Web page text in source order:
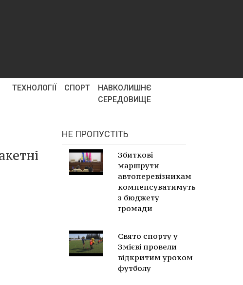
ТЕХНОЛОГІЇ СПОРТ
НАВКОЛИШНЄ
СЕРЕДОВИЩЕ
НЕ ПРОПУСТІТЬ
Збиткові
маршрути
автоперевізникам
компенсуватимуть
з бюджету
громади
Свято спорту у
Змієві провели
відкритим уроком
футболу